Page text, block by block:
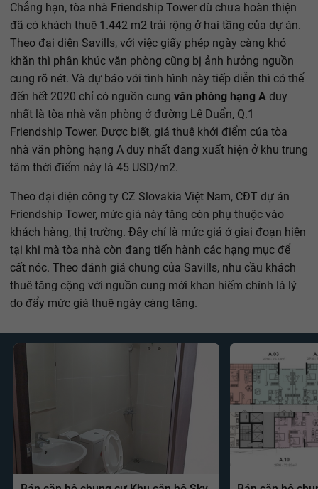
Chẳng hạn, tòa nhà Friendship Tower dù chưa hoàn thiện
đã có khách thuê 1.442 m2 trải rộng ở hai tầng của dự án.
Theo đại diện Savills, với việc giấy phép ngày càng khó
khăn thì phân khúc văn phòng cũng bị ảnh hưởng nguồn
cung rõ nét. Và dự báo với tình hình này tiếp diễn thì có thể
đến hết 2020 chỉ có nguồn cung văn phòng hạng A duy
nhất là tòa nhà văn phòng ở đường Lê Duẩn, Q.1
Friendship Tower. Được biết, giá thuê khởi điểm của tòa
nhà văn phòng hạng A duy nhất đang xuất hiện ở khu trung
tâm thời điểm này là 45 USD/m2.
Theo đại diện công ty CZ Slovakia Việt Nam, CĐT dự án
Friendship Tower, mức giá này tăng còn phụ thuộc vào
khách hàng, thị trường. Đây chỉ là mức giá ở giai đoạn hiện
tại khi mà tòa nhà còn đang tiến hành các hạng mục để
cất nóc. Theo đánh giá chung của Savills, nhu cầu khách
thuê tăng cộng với nguồn cung mới khan hiếm chính là lý
do đẩy mức giá thuê ngày càng tăng.